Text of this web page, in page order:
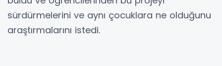
sürdürmelerini ve aynı çocuklara ne olduğunu
araştırmalarını istedi.